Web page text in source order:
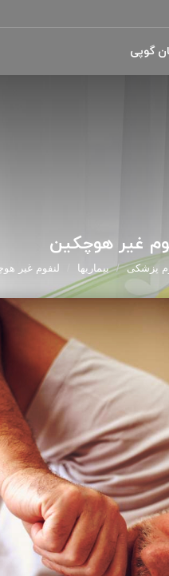
گوپی
غیر هوچکین
پزشکی بیماریها لنفوم غیر